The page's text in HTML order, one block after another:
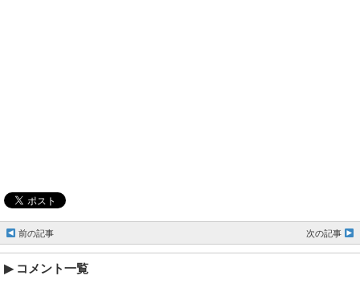
前の記事 次の記事
コメント一覧